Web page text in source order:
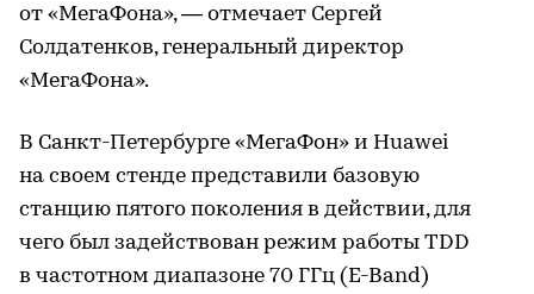
от «МегаФона», — отмечает Сергей
Солдатенков, генеральный директор
«МегаФона».
В Санкт-Петербурге «МегаФон» и Huawei
на своем стенде представили базовую
станцию пятого поколения в действии, для
чего был задействован режим работы TDD
в частотном диапазоне 70 ГГц (E-Band)